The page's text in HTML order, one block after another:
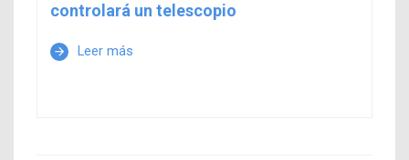
controlará un telescopio
arrow_forward Leer más